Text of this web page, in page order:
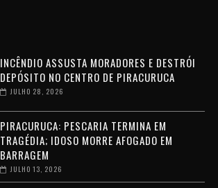
INCÊNDIO ASSUSTA MORADORES E DESTRÓI
DEPÓSITO NO CENTRO DE PIRACURUCA
JULHO 28, 2026
PIRACURUCA: PESCARIA TERMINA EM
TRAGÉDIA; IDOSO MORRE AFOGADO EM
BARRAGEM
JULHO 13, 2026